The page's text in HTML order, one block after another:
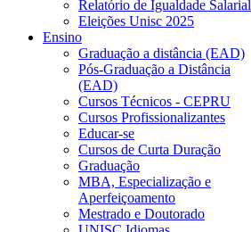
Relatório de Igualdade Salarial
Eleições Unisc 2025
Ensino
Graduação a distância (EAD)
Pós-Graduação a Distância
(EAD)
Cursos Técnicos - CEPRU
Cursos Profissionalizantes
Educar-se
Cursos de Curta Duração
Graduação
MBA, Especialização e
Aperfeiçoamento
Mestrado e Doutorado